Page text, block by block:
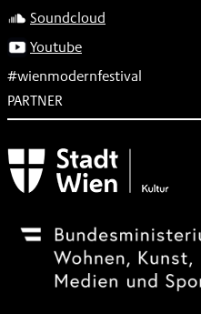
Soundcloud
Youtube
#wienmodernfestival
PARTNER
Subventionsgeber